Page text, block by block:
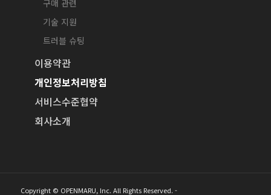
구매 관련
기술 지원
트러블 슈팅
이용약관
개인정보처리방침
서비스수준협약
회사소개
Copyright © OPENMARU, Inc. All Rights Reserved. -